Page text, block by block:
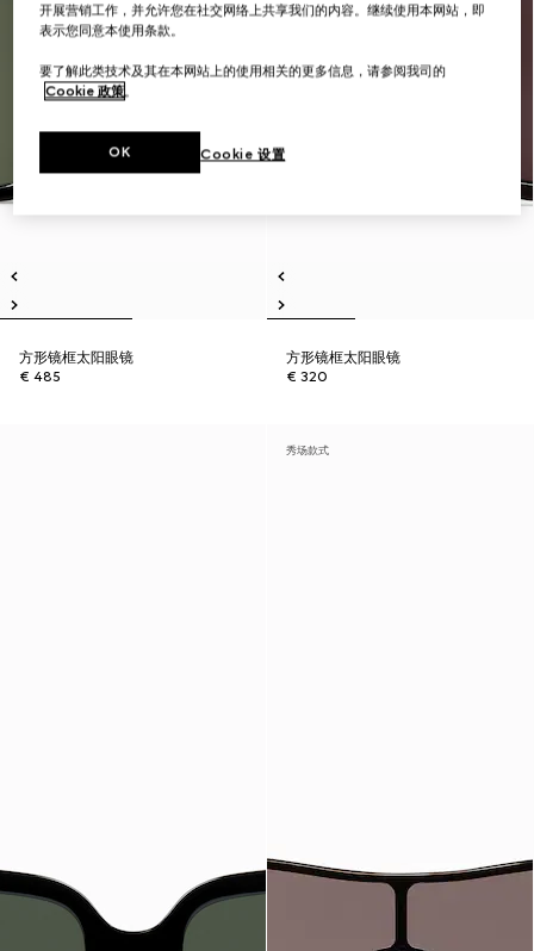
方形镜框太阳眼镜
€ 485
方形镜框太阳眼镜
€ 320
秀场款式
开展营销工作，并允许您在社交网络上共享我们的内容。继续使用本网站，即
表示您同意本使用条款。
要了解此类技术及其在本网站上的使用相关的更多信息，请参阅我司的
Cookie 政策。
Cookie 设置
OK